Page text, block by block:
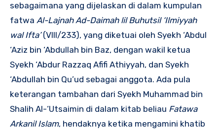
sebagaimana yang dijelaskan di dalam kumpulan
fatwa Al-Lajnah Ad-Daimah lil Buhutsil ‘Ilmiyyah
wal Ifta’(VIII/233), yang diketuai oleh Syekh ‘Abdul
‘Aziz bin ‘Abdullah bin Baz, dengan wakil ketua
Syekh ‘Abdur Razzaq Afifi Athiyyah, dan Syekh
‘Abdullah bin Qu’ud sebagai anggota. Ada pula
keterangan tambahan dari Syekh Muhammad bin
Shalih Al-‘Utsaimin di dalam kitab beliau Fatawa
Arkanil Islam, hendaknya ketika mengamini khatib